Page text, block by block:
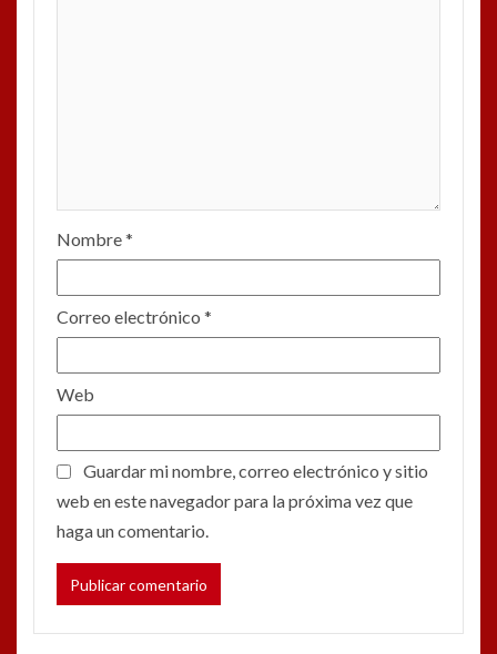
Nombre*
Correo electrónico *
Web
Guardar mi nombre, correo electrónico y sitio
web en este navegador para la próxima vez que
haga un comentario.